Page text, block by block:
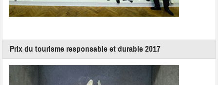
Prix du tourisme responsable et durable 2017